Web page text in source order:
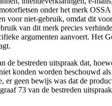
onder het merk
voor niet-gebruik, omdat dit
van dit merk precies
argumenten aanvoert.
bestreden uitspraak dat,
konden worden beschouwd
geen bewijs was dat de
73 van de bestreden